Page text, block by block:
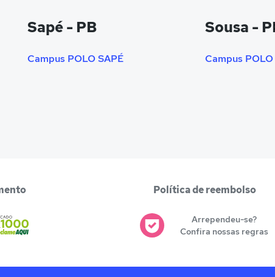
Sapé - PB
Campus POLO SAPÉ
Sousa -
Campus
Política de reembolso
Arrependeu-se?
Confira nossas regras